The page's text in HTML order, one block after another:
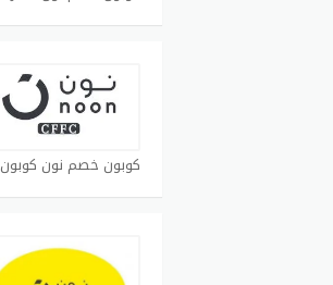
كوبون خصم نون كوبون